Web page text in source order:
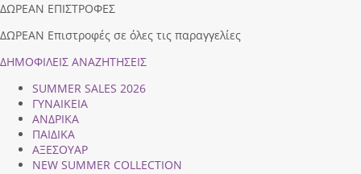
ΔΩΡΕΑΝ ΕΠΙΣΤΡΟΦΕΣ
ΔΩΡΕΑΝ Επιστροφές σε όλες τις παραγγελίες
ΔΗΜΟΦΙΛEIΣ ΑΝΑΖΗΤΗΣΕΙΣ
SUMMER SALES 2026
ΓΥΝΑΙΚΕΙΑ
ΑΝΔΡΙΚΑ
ΠΑΙΔΙΚΑ
ΑΞΕΣΟΥΑΡ
NEW SUMMER COLLECTION